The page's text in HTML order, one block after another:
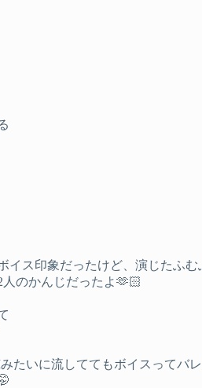
イス印象だったけど、演じたふ
のかんじだったよ🫶🏻
たいに流しててもボイスってバ